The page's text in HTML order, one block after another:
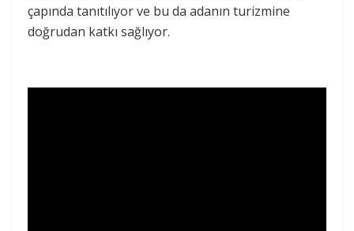
çapında tanıtılıyor ve bu da adanın turizmine
doğrudan katkı sağlıyor.